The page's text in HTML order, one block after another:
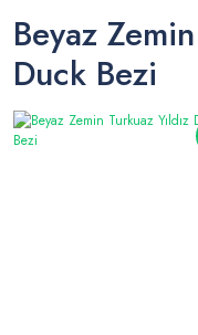
Beyaz
Duck Bezi